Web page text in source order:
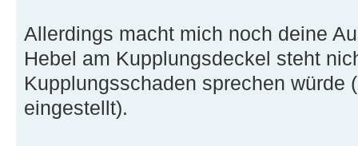
Allerdings macht mich noch deine
Hebel am Kupplungsdeckel steht
Kupplungsschaden sprechen würde
eingestellt).